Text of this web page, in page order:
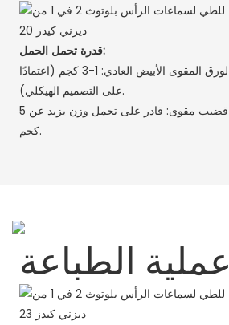
قدرة تحمل الحمل:
صندوق قابل للطي من الورق المقوى الأبيض العادي: 1-3 كجم (اعتمادًا
على التصميم الهيكلي).
تصميم جدار مزدوج/قضيب مقوى: قادر على تحمل وزن يزيد عن 5
كجم.
عملية الطباعة